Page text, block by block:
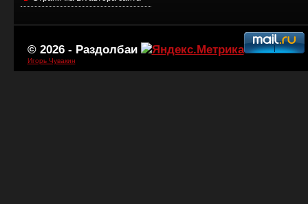
© 2026 - Раздолбаи
Игорь Чувакин